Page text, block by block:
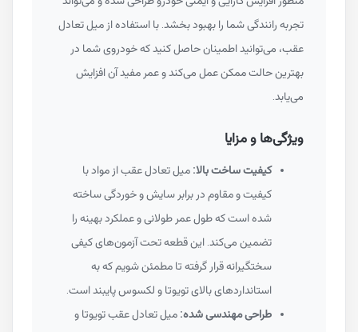
تجربه رانندگی شما را بهبود بخشد. با استفاده از میل تعادل
عقب، می‌توانید اطمینان حاصل کنید که خودروی شما در
بهترین حالت ممکن عمل می‌کند و عمر مفید آن افزایش
می‌یابد.
ویژگی‌ها و مزایا
کیفیت ساخت بالا:میل تعادل عقب از مواد با
کیفیت و مقاوم در برابر سایش و خوردگی ساخته
شده است که طول عمر طولانی و عملکرد بهینه را
تضمین می‌کند. این قطعه تحت آزمون‌های کیفی
سختگیرانه قرار گرفته تا مطمئن شویم که به
استانداردهای بالای تویوتا و لکسوس پایبند است.
طراحی مهندسی شده:میل تعادل عقب تویوتا و